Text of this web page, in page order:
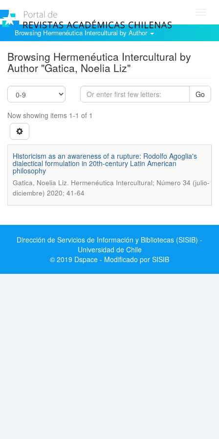
Browsing Hermenéutica Intercultural by Author
Browsing Hermenéutica Intercultural by
Author "Gatica, Noelia Liz"
Go
Now showing items 1-1 of 1
Historicism as an awareness of a rupture: Rodolfo Agoglia's
dialectical formulation in 20th-century Latin American
philosophy
Gatica, Noelia Liz. Hermenéutica Intercultural; Número 34 (julio-
diciembre) 2020; 41-64
Dirección de Servicios de Información y Bibliotecas (SISIB) -
Universidad de Chile
© 2019 Dspace - Modificado por SISIB